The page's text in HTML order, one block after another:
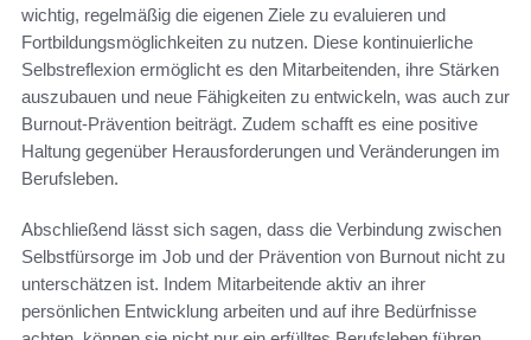
wichtig, regelmäßig die eigenen Ziele zu evaluieren und
Fortbildungsmöglichkeiten zu nutzen. Diese kontinuierliche
Selbstreflexion ermöglicht es den Mitarbeitenden, ihre Stärken
auszubauen und neue Fähigkeiten zu entwickeln, was auch zur
Burnout-Prävention beiträgt. Zudem schafft es eine positive
Haltung gegenüber Herausforderungen und Veränderungen im
Berufsleben.
Abschließend lässt sich sagen, dass die Verbindung zwischen
Selbstfürsorge im Job und der Prävention von Burnout nicht zu
unterschätzen ist. Indem Mitarbeitende aktiv an ihrer
persönlichen Entwicklung arbeiten und auf ihre Bedürfnisse